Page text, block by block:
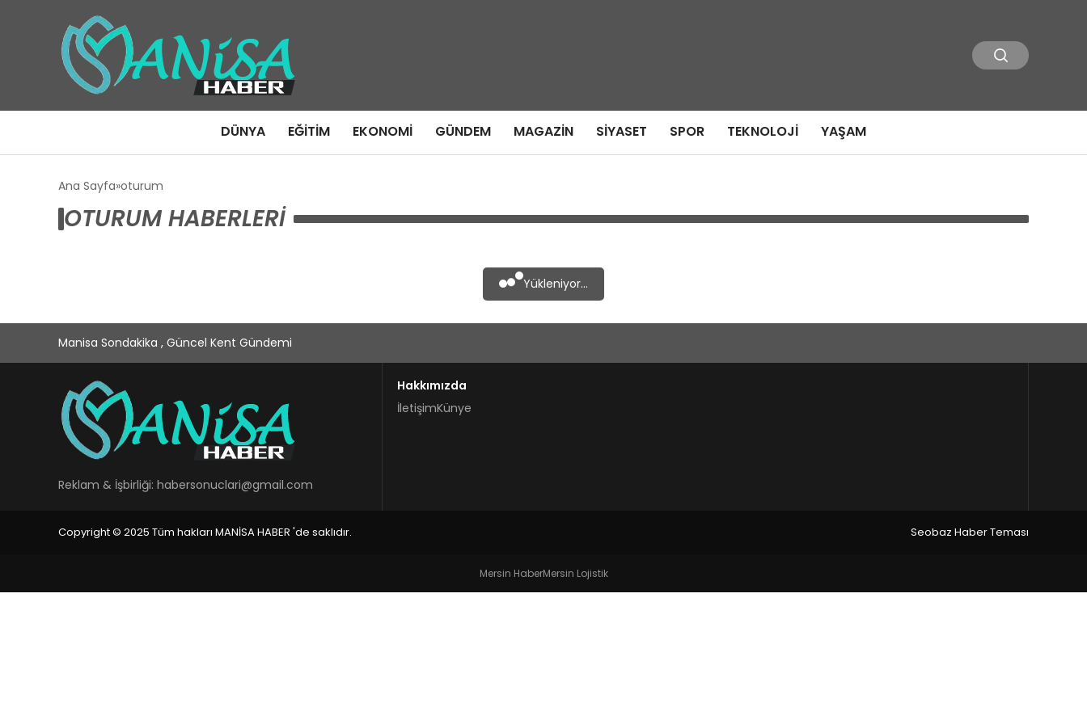
DÜNYA EĞITIM EKONOMI GÜNDEM MAGAZIN SIYASET SPOR TEKNOLOJI YAŞAM
Ana Sayfa oturum
OTURUM HABERLERI
Yükleniyor...
Manisa Sondakika , Güncel Kent Gündemi
Reklam & İşbirliği: habersonuclari@gmail.com
Hakkımızda
İletişimKünye
Copyright © 2025 Tüm hakları MANİSA HABER 'de saklıdır. Seobaz Haber Teması
Mersin HaberMersin Lojistik